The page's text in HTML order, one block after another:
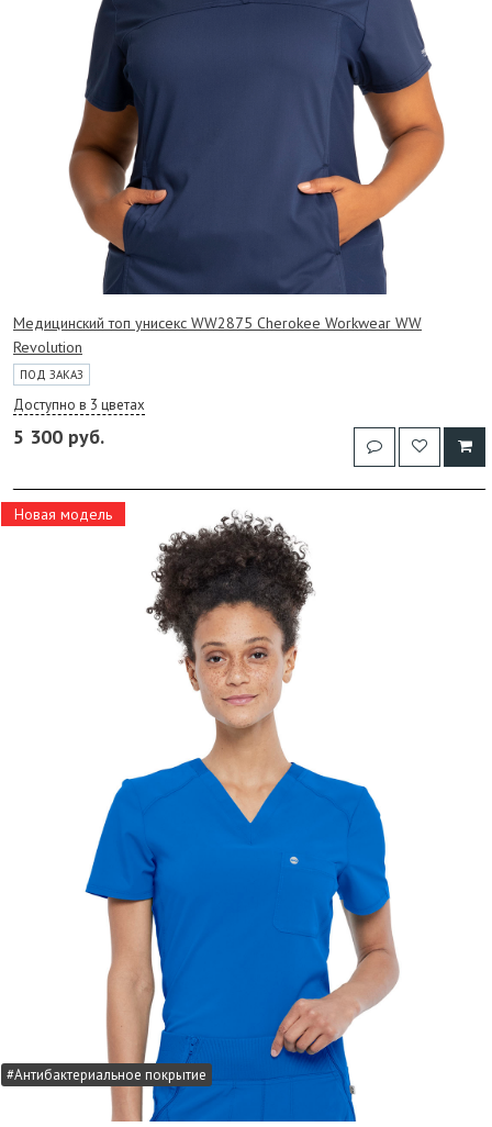
Медицинский топ унисекс WW2875 Cherokee Workwear WW
Revolution
ПОД ЗАКАЗ
Доступно в 3 цветах
5 300 руб.
Новая модель
#Антибактериальное покрытие